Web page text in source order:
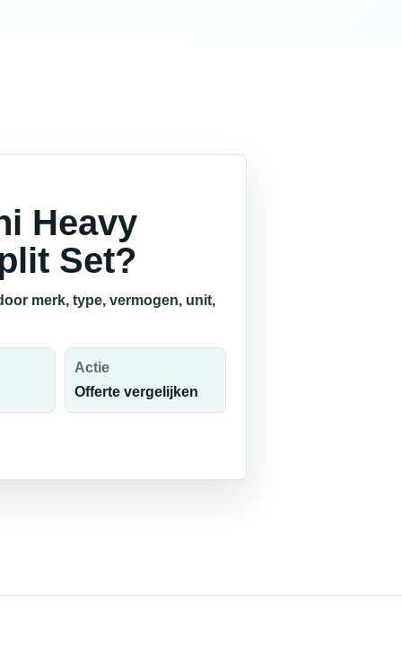
Heavy
Set?
merk, type, vermogen, unit,
Actie
Offerte vergelijken